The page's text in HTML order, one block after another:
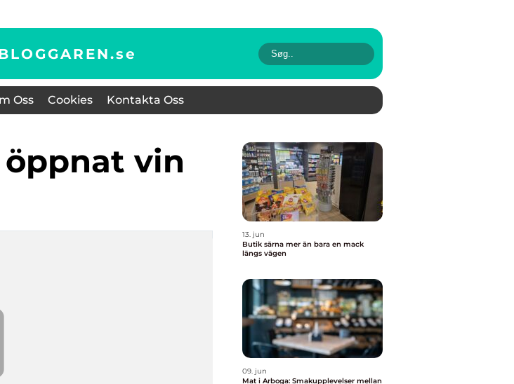
se
Oss Cookies Kontakta Oss
öppnat vin
13. jun
Butik särna mer än bara en mack
längs vägen
09. jun
Mat i Arboga: Smakupplevelser mellan